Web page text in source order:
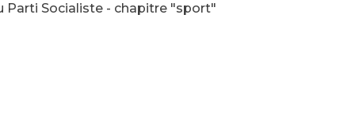
Parti Socialiste - chapitre "sport"